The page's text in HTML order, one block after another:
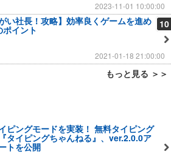
2023-11-01 10:00:00
10
い社長！攻略】効率良くゲームを進め
ポイント
2021-01-18 21:00:00
もっと見る ＞＞
ピングモードを実装！ 無料タイピング
タイピングちゃんねる』、ver.2.0.0ア
トを公開